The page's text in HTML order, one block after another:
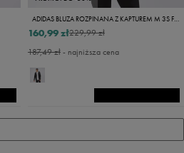
ADIDAS BLUZA ROZPINANA Z KAPTUREM M 3S FT FZ HD
229,99 zł
160,99 zł
187,49 zł- najniższa cena